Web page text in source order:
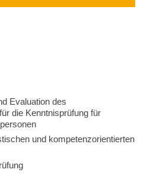
Evaluation des
die Kenntnisprüfung für
und kompetenzorientierten